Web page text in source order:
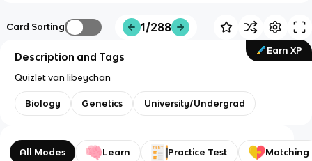
Card Sorting 1/288
Earn XP
Description and Tags
Quizlet van libeychan
Biology Genetics University/Undergrad
All Modes Learn Practice Test Matching